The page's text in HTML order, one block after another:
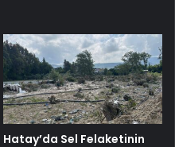
Hatay’da Sel Felaketinin